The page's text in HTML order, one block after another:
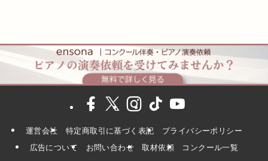
運営会社 特定商取引に基づく表記
プライバシーポリシー
広告について
お問い合わせ 取材依頼 コンクール一覧